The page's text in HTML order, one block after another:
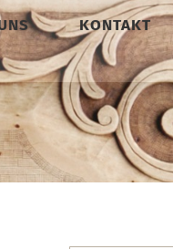
KONTAKT